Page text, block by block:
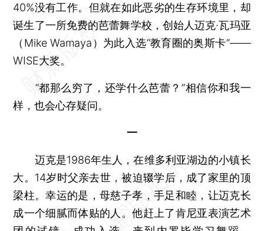
40%没有工作。但就在如此恶劣的生存环境里，却
诞生了一所免费的芭蕾舞学校，创始人迈克·瓦玛亚
（Mike Wamaya）为此入选“教育圈的奥斯卡”——
WISE大奖。
“都那么穷了，还学什么芭蕾？”相信你和我一
样，也会心存疑问。
一
迈克是1986年生人，在维多利亚湖边的小镇长
大。14岁时父亲去世，被迫辍学后，成了家里的顶
梁柱。幸运的是，母慈子孝，手足和睦，让迈克长
成一个细腻而体贴的人。他赶上了肯尼亚表演艺术